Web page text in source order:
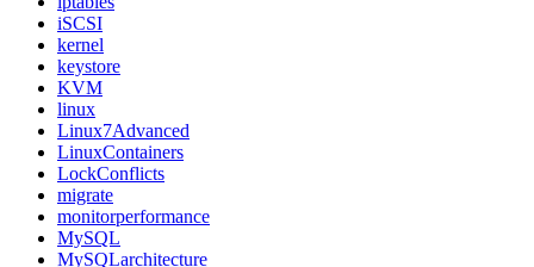
iSCSI
kernel
keystore
KVM
linux
Linux7Advanced
LinuxContainers
LockConflicts
migrate
monitorperformance
MySQL
MySQLarchitecture